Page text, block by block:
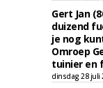
Gert Jan
duizend
je nog
Omroep
tuinier en
dinsdag 28 juli